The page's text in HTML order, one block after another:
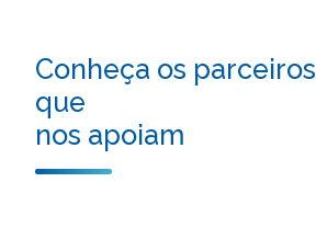
Conheça os parceiros
que
nos apoiam